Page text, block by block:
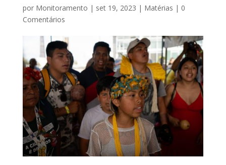
por Monitoramento | set 19, 2023 | Matérias | 0
Comentários